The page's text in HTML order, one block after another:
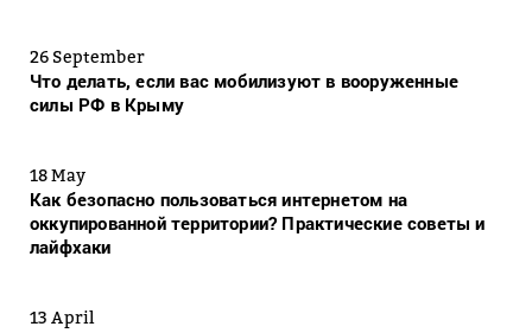
26 September
Что делать, если вас мобилизуют в вооруженные
силы РФ в Крыму
18 May
Как безопасно пользоваться интернетом на
оккупированной территории? Практические советы и
лайфхаки
13 April